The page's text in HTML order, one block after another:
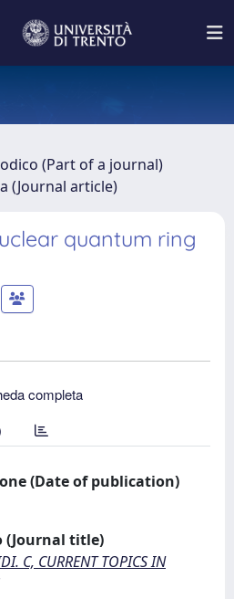
(Part of a journal)
(Journal article)
quantum ring
completa
(Date of publication)
(Journal title)
C, CURRENT TOPICS IN